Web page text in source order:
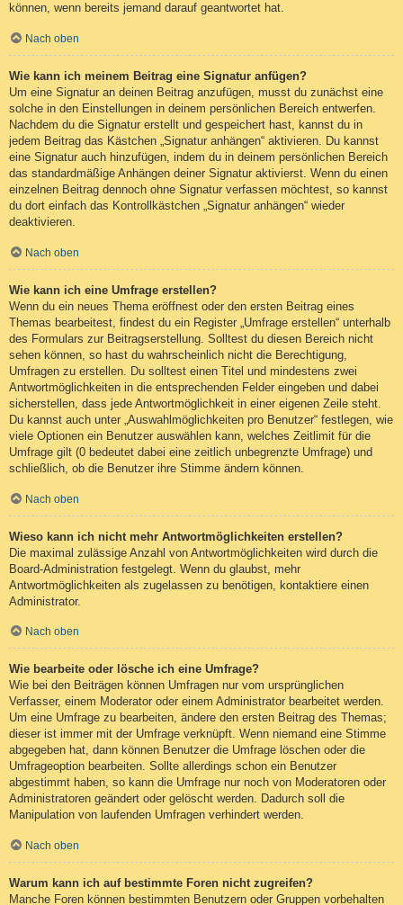
können, wenn bereits jemand darauf geantwortet hat.
Nach oben
Wie kann ich meinem Beitrag eine Signatur anfügen?
Um eine Signatur an deinen Beitrag anzufügen, musst du zunächst eine
solche in den Einstellungen in deinem persönlichen Bereich entwerfen.
Nachdem du die Signatur erstellt und gespeichert hast, kannst du in
jedem Beitrag das Kästchen „Signatur anhängen“ aktivieren. Du kannst
eine Signatur auch hinzufügen, indem du in deinem persönlichen Bereich
das standardmäßige Anhängen deiner Signatur aktivierst. Wenn du einen
einzelnen Beitrag dennoch ohne Signatur verfassen möchtest, so kannst
du dort einfach das Kontrollkästchen „Signatur anhängen“ wieder
deaktivieren.
Nach oben
Wie kann ich eine Umfrage erstellen?
Wenn du ein neues Thema eröffnest oder den ersten Beitrag eines
Themas bearbeitest, findest du ein Register „Umfrage erstellen“ unterhalb
des Formulars zur Beitragserstellung. Solltest du diesen Bereich nicht
sehen können, so hast du wahrscheinlich nicht die Berechtigung,
Umfragen zu erstellen. Du solltest einen Titel und mindestens zwei
Antwortmöglichkeiten in die entsprechenden Felder eingeben und dabei
sicherstellen, dass jede Antwortmöglichkeit in einer eigenen Zeile steht.
Du kannst auch unter „Auswahlmöglichkeiten pro Benutzer“ festlegen, wie
viele Optionen ein Benutzer auswählen kann, welches Zeitlimit für die
Umfrage gilt (0 bedeutet dabei eine zeitlich unbegrenzte Umfrage) und
schließlich, ob die Benutzer ihre Stimme ändern können.
Nach oben
Wieso kann ich nicht mehr Antwortmöglichkeiten erstellen?
Die maximal zulässige Anzahl von Antwortmöglichkeiten wird durch die
Board-Administration festgelegt. Wenn du glaubst, mehr
Antwortmöglichkeiten als zugelassen zu benötigen, kontaktiere einen
Administrator.
Nach oben
Wie bearbeite oder lösche ich eine Umfrage?
Wie bei den Beiträgen können Umfragen nur vom ursprünglichen
Verfasser, einem Moderator oder einem Administrator bearbeitet werden.
Um eine Umfrage zu bearbeiten, ändere den ersten Beitrag des Themas;
dieser ist immer mit der Umfrage verknüpft. Wenn niemand eine Stimme
abgegeben hat, dann können Benutzer die Umfrage löschen oder die
Umfrageoption bearbeiten. Sollte allerdings schon ein Benutzer
abgestimmt haben, so kann die Umfrage nur noch von Moderatoren oder
Administratoren geändert oder gelöscht werden. Dadurch soll die
Manipulation von laufenden Umfragen verhindert werden.
Nach oben
Warum kann ich auf bestimmte Foren nicht zugreifen?
Manche Foren können bestimmten Benutzern oder Gruppen vorbehalten